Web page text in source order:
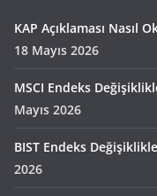
KAP Açıklaması Nasıl
18 Mayıs 2026
MSCI Endeks
Mayıs 2026
BIST Endeks
2026